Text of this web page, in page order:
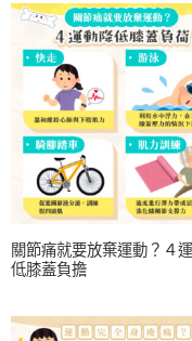
關節痛就要放棄運動？４
低膝蓋負擔